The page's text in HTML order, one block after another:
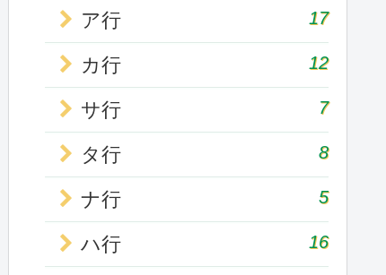
ア行 17
カ行 12
サ行 7
タ行 8
ナ行 5
ハ行 16